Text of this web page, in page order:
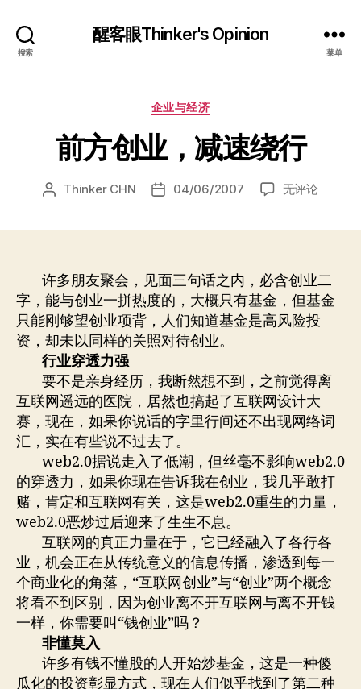
搜索
醒客眼Thinker's Opinion
菜单
分
企业与经济
前方创业，减速绕行
文 Thinker CHN
发 04/06/2007
前
速
绕
行
无评论
许多朋友聚会，见面三句话之内，必含创业二
字，能与创业一拼热度的，大概只有基金，但基金
只能刚够望创业项背，人们知道基金是高风险投
资，却未以同样的关照对待创业。
行业穿透力强
要不是亲身经历，我断然想不到，之前觉得离
互联网遥远的医院，居然也搞起了互联网设计大
赛，现在，如果你说话的字里行间还不出现网络词
汇，实在有些说不过去了。
web2.0据说走入了低潮，但丝毫不影响web2.0
的穿透力，如果你现在告诉我在创业，我几乎敢打
赌，肯定和互联网有关，这是web2.0重生的力量，
web2.0恶炒过后迎来了生生不息。
互联网的真正力量在于，它已经融入了各行各
业，机会正在从传统意义的信息传播，渗透到每一
个商业化的角落，“互联网创业”与“创业”两个概念
将看不到区别，因为创业离不开互联网与离不开钱
一样，你需要叫“钱创业”吗？
非懂莫入
许多有钱不懂股的人开始炒基金，这是一种傻
瓜化的投资彰显方式，现在人们似乎找到了第二种